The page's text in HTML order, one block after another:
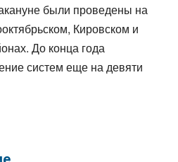
были проведены на
Кировском и
До конца года
систем еще на девяти